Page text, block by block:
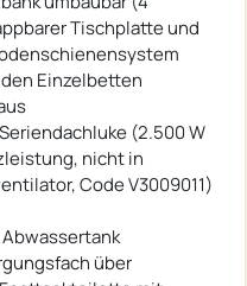
Tischplatte und
Einzelbetten
(2.500 W
nicht in
Code V3009011)
über